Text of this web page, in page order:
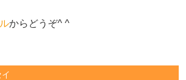
からどうぞ^ ^